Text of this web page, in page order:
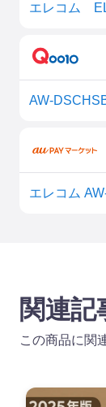
エレコム
関連記
この商品に関